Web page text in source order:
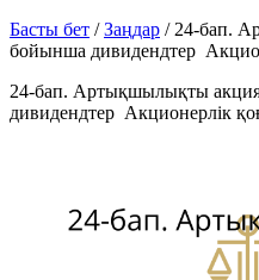
Басты бет /Заңдар / 24-бап.
бойынша дивидендтер
24-бап. Артықшылықты
дивидендтер Акционерлік